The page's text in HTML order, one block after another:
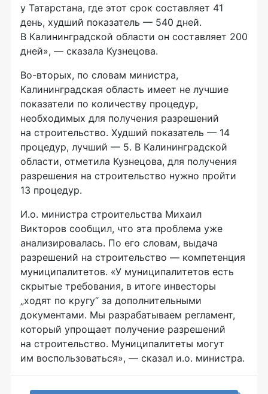
у Татарстана, где этот срок составляет 41
день, худший показатель — 540 дней.
В Калининградской области он составляет 200
дней», — сказала Кузнецова.
Во-вторых, по словам министра,
Калининградская область имеет не лучшие
показатели по количеству процедур,
необходимых для получения разрешений
на строительство. Худший показатель — 14
процедур, лучший — 5. В Калининградской
области, отметила Кузнецова, для получения
разрешения на строительство нужно пройти
13 процедур.
И.о. министра строительства Михаил
Викторов сообщил, что эта проблема уже
анализировалась. По его словам, выдача
разрешений на строительство — компетенция
муниципалитетов. «У муниципалитетов есть
скрытые требования, в итоге инвесторы
„ходят по кругу“ за дополнительными
документами. Мы разрабатываем регламент,
который упрощает получение разрешений
на строительство. Муниципалитеты могут
им воспользоваться», — сказал и.о. министра.